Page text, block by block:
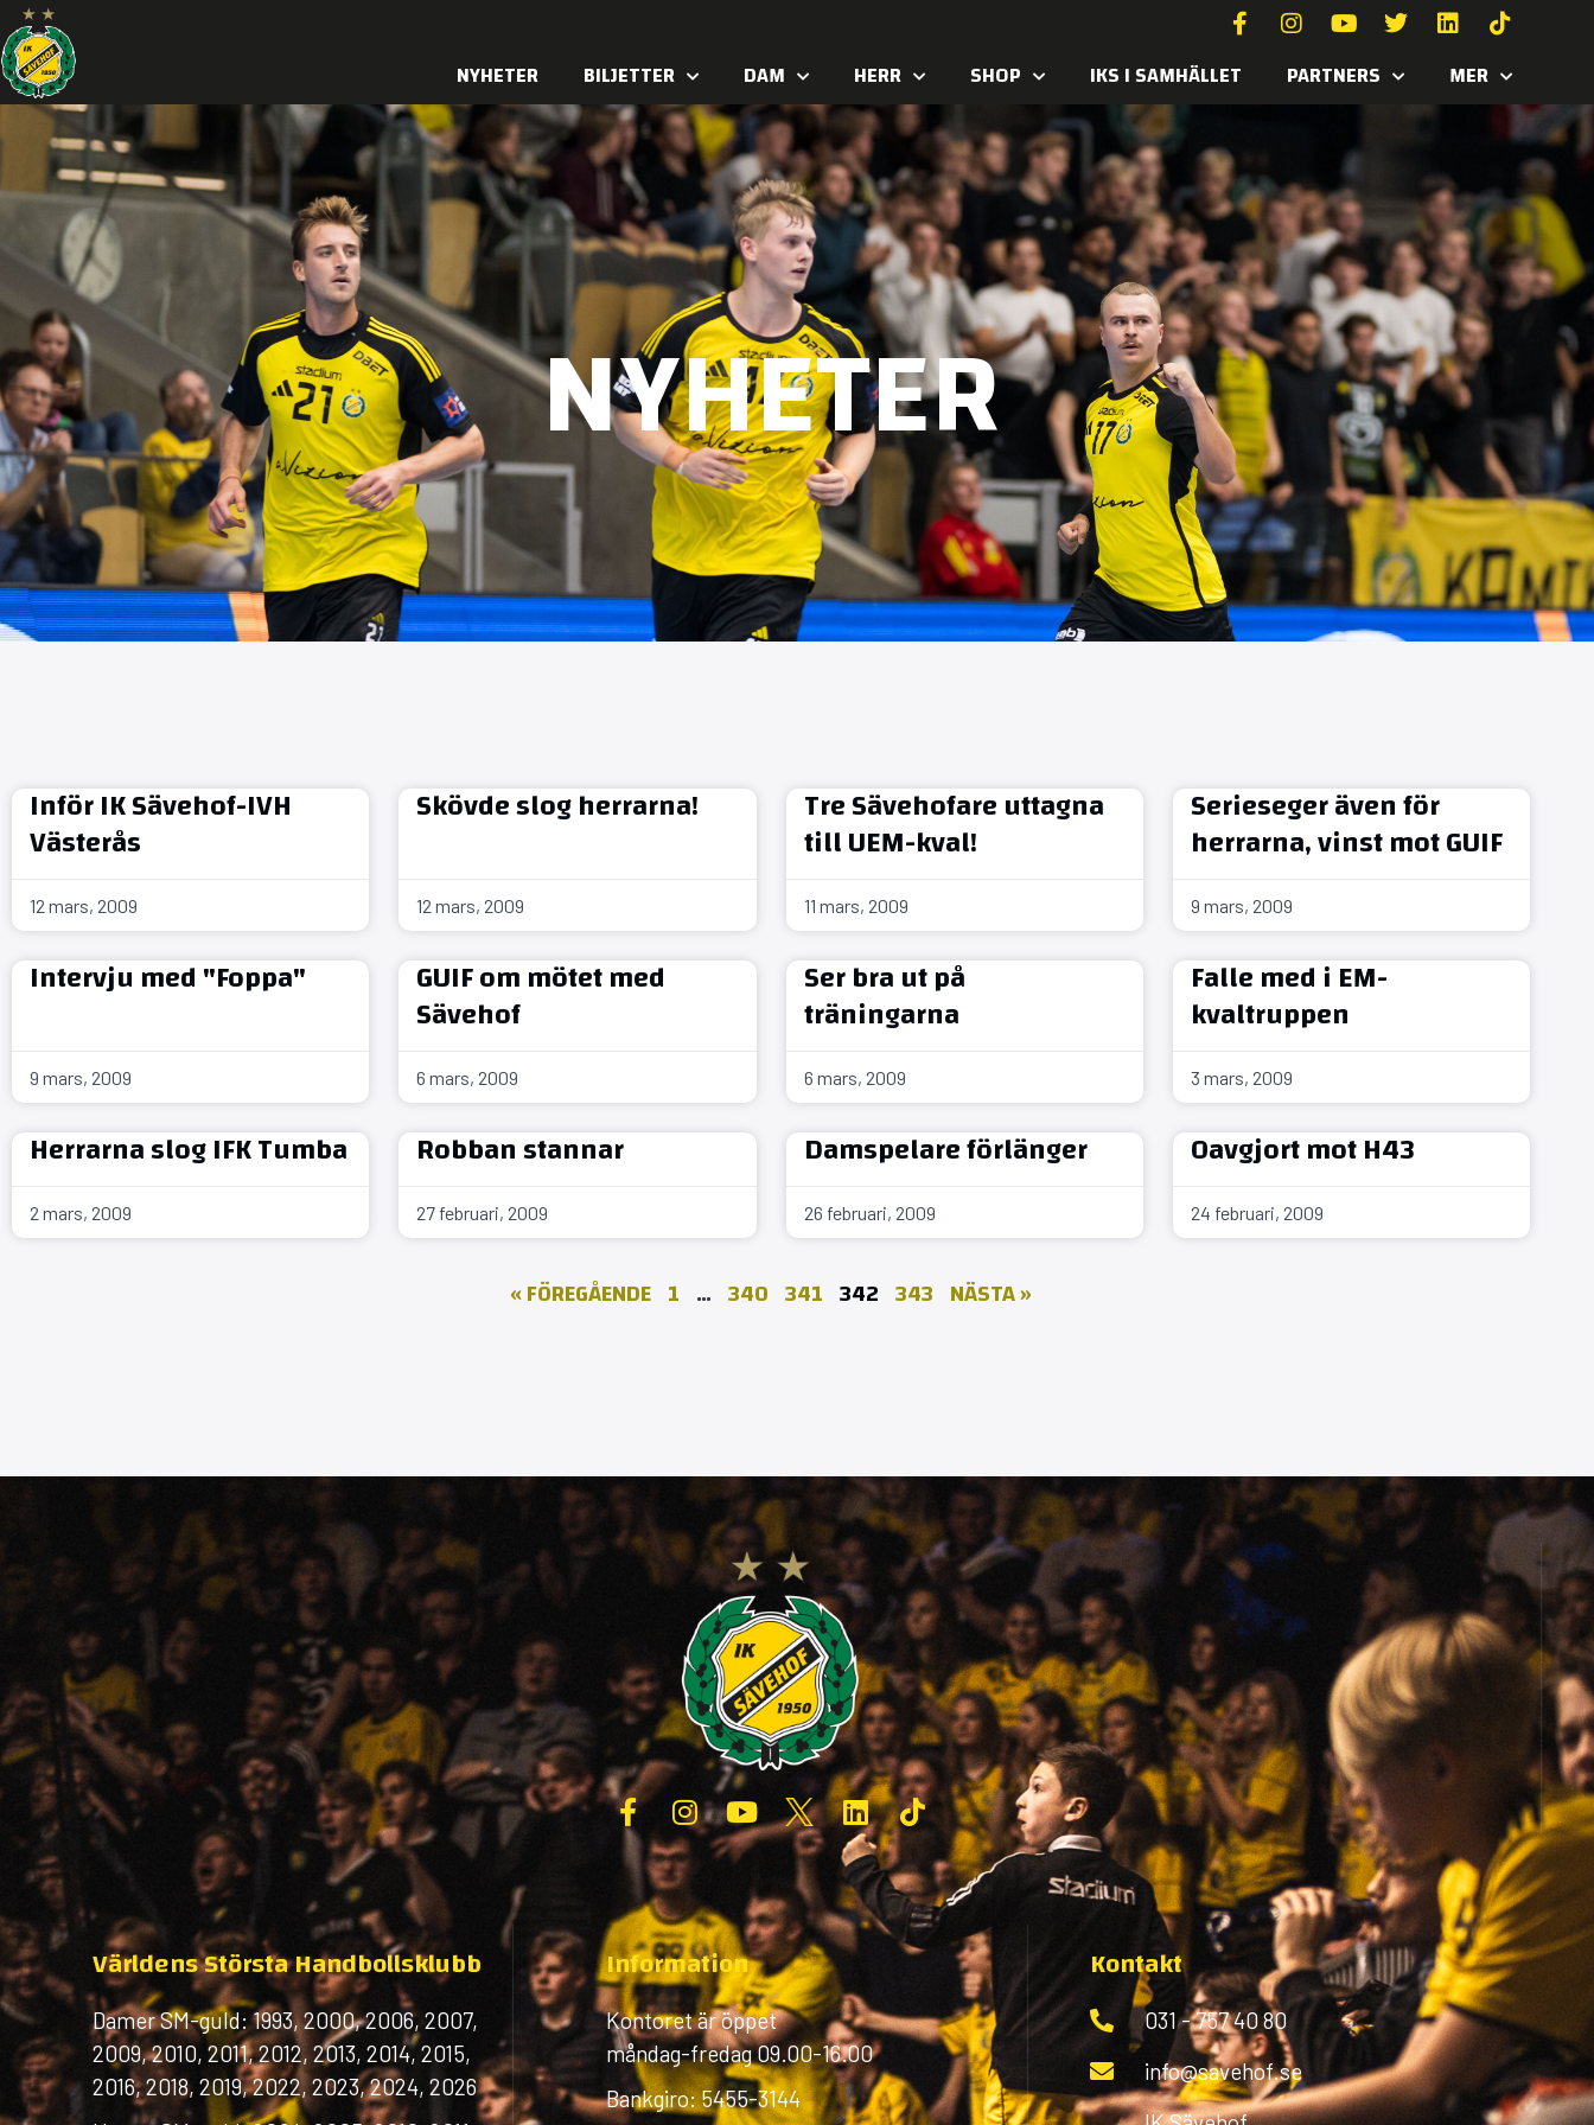
NYHETER BILJETTER DAM HERR SHOP IKS I SAMHÄLLET PARTNERS MER
NYHETER
Inför IK Sävehof-IVH
Västerås
12 mars, 2009
Skövde slog herrarna!
12 mars, 2009
Tre Sävehofare uttagna
till UEM-kval!
11 mars, 2009
Serieseger även för
herrarna, vinst mot GUIF
9 mars, 2009
Intervju med "Foppa"
9 mars, 2009
GUIF om mötet med
Sävehof
6 mars, 2009
Ser bra ut på
träningarna
6 mars, 2009
Falle med i EM-
kvaltruppen
3 mars, 2009
Herrarna slog IFK Tumba
2 mars, 2009
Robban stannar
27 februari, 2009
Damspelare förlänger
26 februari, 2009
Oavgjort mot H43
24 februari, 2009
« FÖREGÅENDE 1 … 340 341 342 343 NÄSTA »
Världens Största Handbollsklubb
Damer SM-guld: 1993, 2000, 2006, 2007,
2009, 2010, 2011, 2012, 2013, 2014, 2015,
2016, 2018, 2019, 2022, 2023, 2024, 2026
Information
Kontoret är öppet
måndag-fredag 09.00-16.00
Bankgiro: 5455-3144
Kontakt
031 - 757 40 80
info@savehof.se